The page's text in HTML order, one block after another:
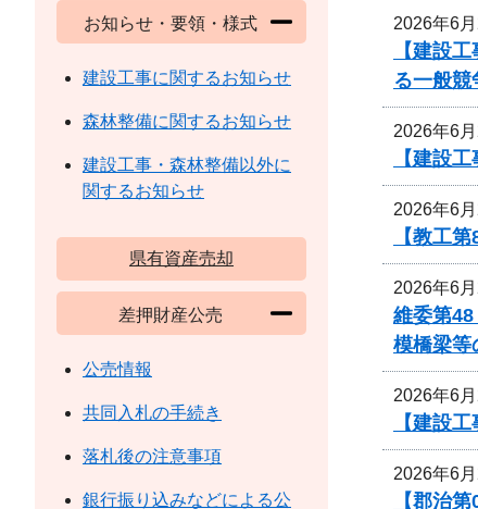
2026年6
【建設
る一般競
2026年6
【建設
2026年6
【教工
2026年6
維委第
模橋梁等
2026年6
【建設
2026年6
【郡治
お知らせ・要領・様式
建設工事に関するお知らせ
森林整備に関するお知らせ
建設工事・森林整備以外に
関するお知らせ
県有資産売却
差押財産公売
公売情報
共同入札の手続き
落札後の注意事項
銀行振り込みなどによる公